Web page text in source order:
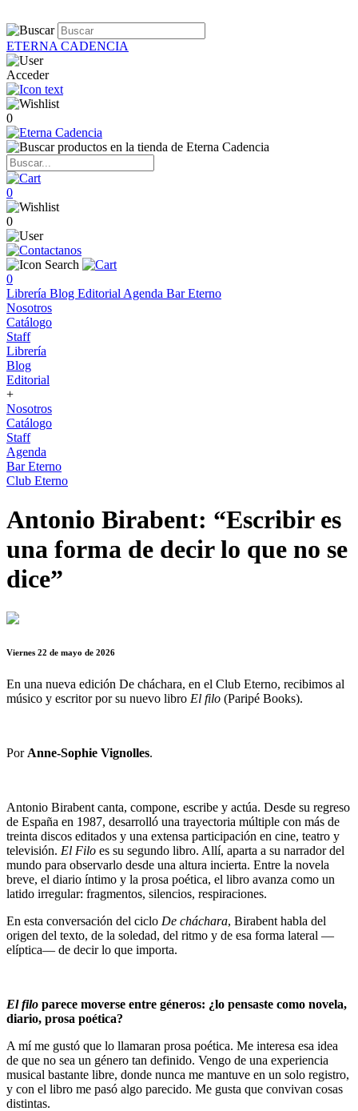
ETERNA CADENCIA
Acceder
0
0
0
0
Librería Blog Editorial Agenda Bar Eterno
Nosotros
Catálogo
Staff
Librería
Blog
Editorial
+
Nosotros
Catálogo
Staff
Agenda
Bar Eterno
Club Eterno
Antonio Birabent: “Escribir es
una forma de decir lo que no se
dice”
Viernes 22 de mayo de 2026
En una nueva edición De cháchara, en el Club Eterno, recibimos al
músico y escritor por su nuevo libro El filo (Paripé Books).
Por Anne-Sophie Vignolles.
Antonio Birabent canta, compone, escribe y actúa. Desde su regreso
de España en 1987, desarrolló una trayectoria múltiple con más de
treinta discos editados y una extensa participación en cine, teatro y
televisión. El Filo es su segundo libro. Allí, aparta a su narrador del
mundo para observarlo desde una altura incierta. Entre la novela
breve, el diario íntimo y la prosa poética, el libro avanza como un
latido irregular: fragmentos, silencios, respiraciones.
En esta conversación del ciclo De cháchara, Birabent habla del
origen del texto, de la soledad, del ritmo y de esa forma lateral —
elíptica— de decir lo que importa.
El filo parece moverse entre géneros: ¿lo pensaste como novela,
diario, prosa poética?
A mí me gustó que lo llamaran prosa poética. Me interesa esa idea
de que no sea un género tan definido. Vengo de una experiencia
musical bastante libre, donde nunca me mantuve en un solo registro,
y con el libro me pasó algo parecido. Me gusta que convivan cosas
distintas.